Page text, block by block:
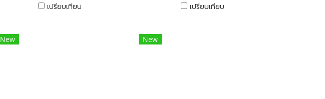
เปรียบเทียบ เปรียบเทียบ
New New